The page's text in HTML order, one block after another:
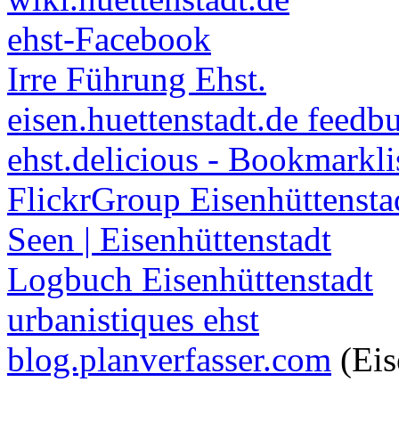
ehst-Facebook
Irre Führung Ehst.
eisen.huettenstadt.de
ehst.delicious -
FlickrGroup
Seen | Eisenhüttenstadt
Logbuch Eisenhüttenstadt
urbanistiques ehst
blog.planverfasser.com